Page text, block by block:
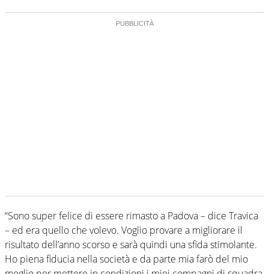
“Sono super felice di essere rimasto a Padova – dice Travica
– ed era quello che volevo. Voglio provare a migliorare il
risultato dell’anno scorso e sarà quindi una sfida stimolante.
Ho piena fiducia nella società e da parte mia farò del mio